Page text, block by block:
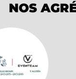
NOS